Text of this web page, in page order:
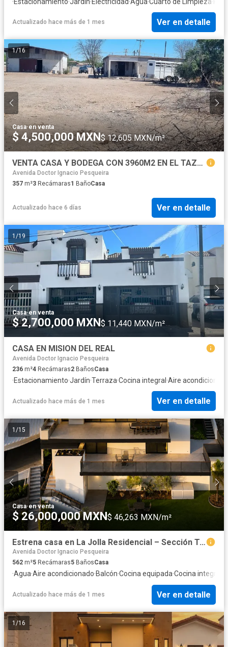
Actualizado hace más de 1 mes Ver en detalle
1/16
Casa·en venta
$ 4,500,000 MXN$ 12,605 MXN/m²
VENTA CASA Y BODEGA CON 3960M2 EN EL TAZAJAL $4500,000
Avenida Doctor Ignacio Pesqueira
357 m²3 Recámaras1 BañoCasa
Actualizado hace 6 días Ver en detalle
1/19
Casa·en venta
$ 2,700,000 MXN$ 11,440 MXN/m²
CASA EN MISION DEL REAL
Avenida Doctor Ignacio Pesqueira
236 m²4 Recámaras2 BañosCasa
·Estacionamiento·Jardín·Terraza·Cocina integral ·Aire
Actualizado hace más de 1 mes Ver en detalle
1 /15
Casa·en venta
$ 26,000,000 MXN$ 46,263 MXN/m²
Estrena casa en La Jolla Residencial – Sección Turquesas
Avenida Doctor Ignacio Pesqueira
562 m²5 Recámaras5 BañosCasa
·Agua·Aire acondicionado·Balcón·Cocina equipada·Cocina integral
Actualizado hace más de 1 mes Ver en detalle
1 /16